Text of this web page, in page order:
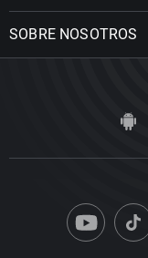
SOBRE NOSOTROS